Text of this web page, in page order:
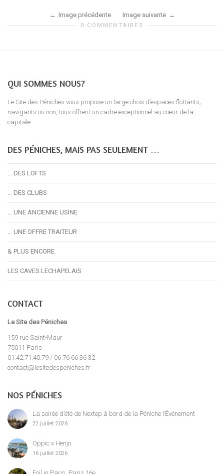
Image précédente Image suivante
0 COMMENTAIRES
QUI SOMMES NOUS?
Le Site des Péniches vous propose un large choix d’espaces flottants;
navigants ou non, tous offrent un cadre exceptionnel au coeur de la
capitale.
DES PÉNICHES, MAIS PAS SEULEMENT …
… DES LOFTS
… DES CLUBS
… UNE ANCIENNE USINE
… UNE OFFRE TRAITEUR
& PLUS ENCORE
LES CAVES LECHAPELAIS
CONTACT
Le Site des Péniches
159 rue Saint-Maur
75011 Paris
01.42.71.40.79 / 06 76 66 36 32
contact@lesitedespeniches.fr
NOS PÉNICHES
La soirée d’été de Nextep à bord de la Péniche l’Événement
22 juillet 2026
Oppic x Henjo
16 juillet 2026